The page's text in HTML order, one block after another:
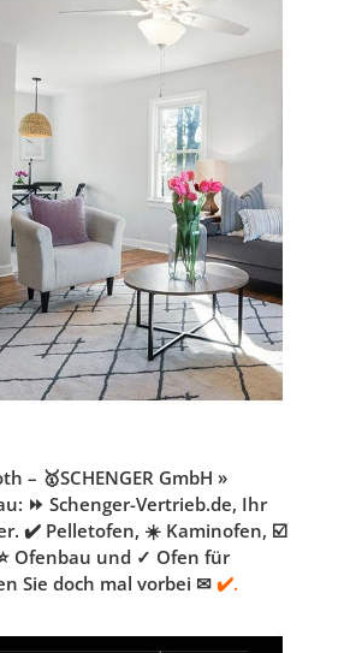
– 🥇SCHENGER GmbH »
⏩ Schenger-Vertrieb.de, Ihr
✔️ Pelletofen, ☀️ Kaminofen, ☑️
Ofenbau und ✓ Ofen für
Sie doch mal vorbei ✉ ✔️.